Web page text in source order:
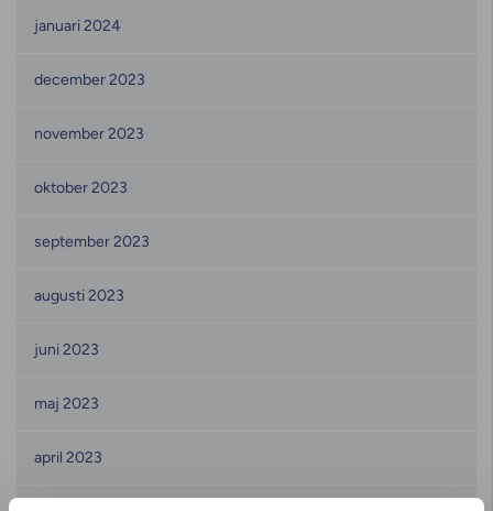
januari 2024
december 2023
november 2023
oktober 2023
september 2023
augusti 2023
juni 2023
maj 2023
april 2023